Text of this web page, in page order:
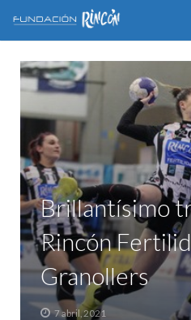
INICIO
LA FUNDACIÓN
APOYO AL DEPORTE
GALERÍA
VÍDEOS
COLABORA
CONTACTO
Brillantísimo
Rincón
Granollers
7 abril, 2021